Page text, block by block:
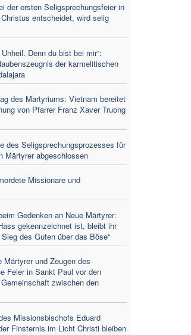
der ersten Seligsprechungsfeier in
entscheidet, wird selig
Denn du bist bei mir“:
der karmelitischen
des Martyriums: Vietnam bereitet
von Pfarrer Franz Xaver Truong
des Seligsprechungsprozesses für
Märtyrer abgeschlossen
Missionare und
Gedenken an Neue Märtyrer:
gekennzeichnet ist, bleibt ihr
des Guten über das Böse“
Märtyrer und Zeugen des
Feier in Sankt Paul vor den
zwischen den
Missionsbischofs Eduard
Finsternis im Licht Christi bleiben